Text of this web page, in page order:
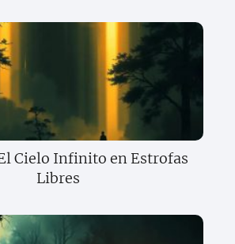
Cielo Infinito en Estrofas
Libres